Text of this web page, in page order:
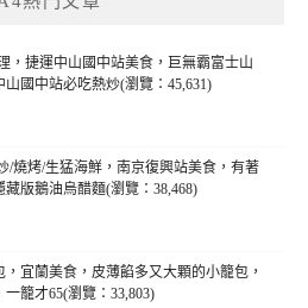
，捷運中山國中站美食，巨無霸富士山
國中站必吃熱炒(瀏覽：45,631)
/燒烤/生猛海鮮，南京復興站美食，有著
版鵝油烏醋麵(瀏覽：38,468)
，宜蘭美食，皮薄餡多又大顆的小籠包，
籠才65(瀏覽：33,803)